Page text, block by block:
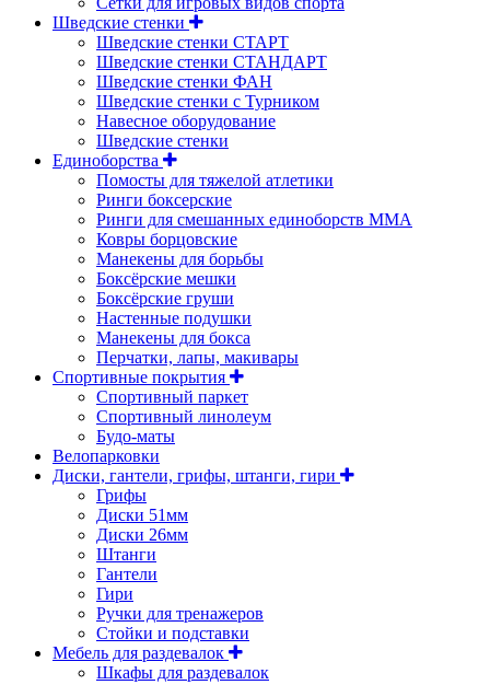
Шведские стенки
Шведские стенки СТАРТ
Шведские стенки СТАНДАРТ
Шведские стенки ФАН
Шведские стенки с Турником
Навесное оборудование
Шведские стенки
Единоборства
Помосты для тяжелой атлетики
Ринги боксерские
Ринги для смешанных единоборств ММА
Ковры борцовские
Манекены для борьбы
Боксёрские мешки
Боксёрские груши
Настенные подушки
Манекены для бокса
Перчатки, лапы, макивары
Спортивные покрытия
Спортивный паркет
Спортивный линолеум
Будо-маты
Велопарковки
Диски, гантели, грифы, штанги, гири
Грифы
Диски 51мм
Диски 26мм
Штанги
Гантели
Гири
Ручки для тренажеров
Стойки и подставки
Мебель для раздевалок
Шкафы для раздевалок